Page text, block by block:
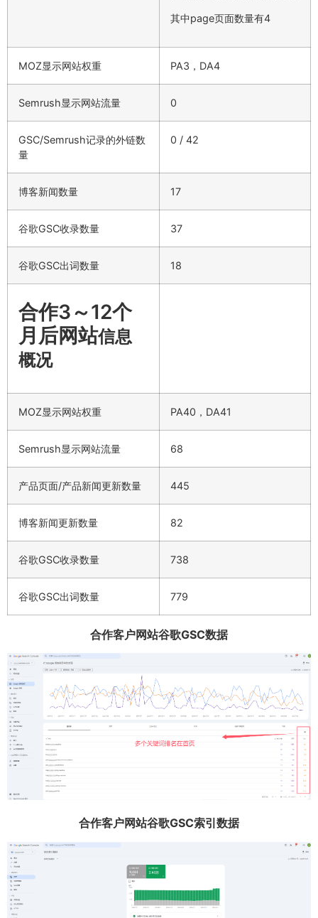
其中page页面数量有4
MOZ显示网站权重 PA3，DA4
Semrush显示网站流量 0
GSC/Semrush记录的外链数
量
0 / 42
博客新闻数量 17
谷歌GSC收录数量 37
谷歌GSC出词数量 18
合作3～12个
月后网站信息
概况
MOZ显示网站权重 PA40，DA41
Semrush显示网站流量 68
产品页面/产品新闻更新数量 445
博客新闻更新数量 82
谷歌GSC收录数量 738
谷歌GSC出词数量 779
合作客户网站谷歌GSC数据
合作客户网站谷歌GSC索引数据